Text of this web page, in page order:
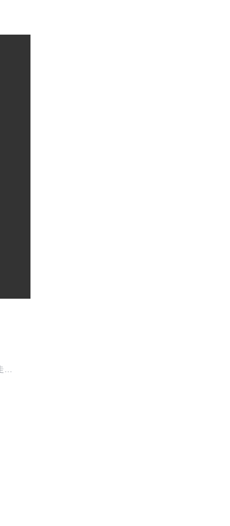
一个致力于深度阐释并分享汽车行业动态的公众号,以带你了解汽车行业,各车企运营真实情况,涉及销量分析,品牌声望、走势分析,营销点评,产品竞争力分析等诸多信息